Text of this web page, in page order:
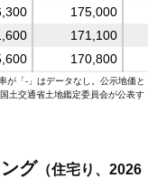
175,000
171,100
170,800
174,200
184,900
が「-」はデータなし。公示地価と
土交通省土地鑑定委員会が公表す
グ （住宅り、2026